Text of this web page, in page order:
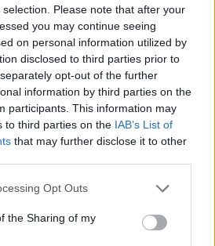
Please note that after your
you may continue seeing
on personal information utilized by
disclosed to third parties prior to
opt-out of the further
information by third parties on the
participants. This information may
to third parties on the IAB’s List of
that may further disclose it to other
Opt Outs
the Sharing of my
6/7; Garbisi (Italia)
0/1
per Matt Gallagher
Zarantonello (Azzurro